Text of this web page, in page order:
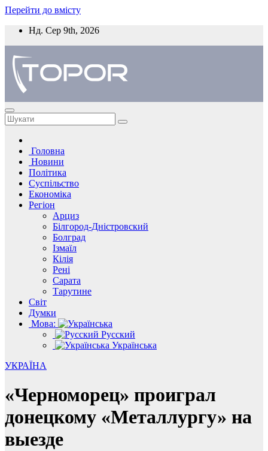
Перейти до вмісту
Нд. Сер 9th, 2026
Головна
Новини
Політика
Суспільство
Економіка
Регіон
Арциз
Білгород-Дністровский
Болград
Ізмаїл
Кілія
Рені
Сарата
Тарутине
Світ
Думки
Мова:
Русский
Українська
УКРАЇНА
«Черноморец» проиграл
донецкому «Металлургу» на
выезде